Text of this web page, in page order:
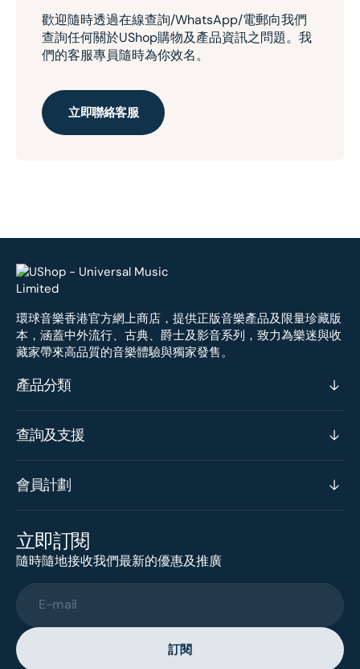
歡迎隨時透過在線查詢/WhatsApp/電郵向我們
查詢任何關於UShop購物及產品資訊之問題。我
們的客服專員隨時為你效名。
立即聯絡客服
環球音樂香港官方網上商店，提供正版音樂產品及限量珍藏版
本，涵蓋中外流行、古典、爵士及影音系列，致力為樂迷與收
藏家帶來高品質的音樂體驗與獨家發售。
產品分類
查詢及支援
會員計劃
立即訂閱
隨時隨地接收我們最新的優惠及推廣
E-mail
訂閱